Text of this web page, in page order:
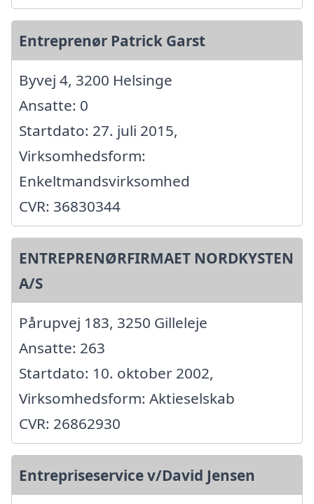
Entreprenør Patrick Garst
Byvej 4, 3200 Helsinge
Ansatte: 0
Startdato: 27. juli 2015,
Virksomhedsform:
Enkeltmandsvirksomhed
CVR: 36830344
ENTREPRENØRFIRMAET NORDKYSTEN
A/S
Pårupvej 183, 3250 Gilleleje
Ansatte: 263
Startdato: 10. oktober 2002,
Virksomhedsform: Aktieselskab
CVR: 26862930
Entrepriseservice v/David Jensen